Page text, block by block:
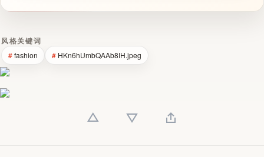
风格关键词
fashion HKn6hUmbQAAb8IH.jpeg